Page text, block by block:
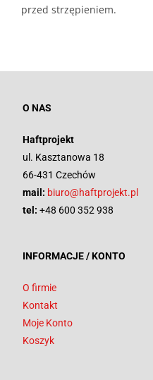
przed strzępieniem.
O NAS
Haftprojekt
ul. Kasztanowa 18
66-431 Czechów
mail: biuro@haftprojekt.pl
tel: +48 600 352 938
INFORMACJE / KONTO
O firmie
Kontakt
Moje Konto
Koszyk